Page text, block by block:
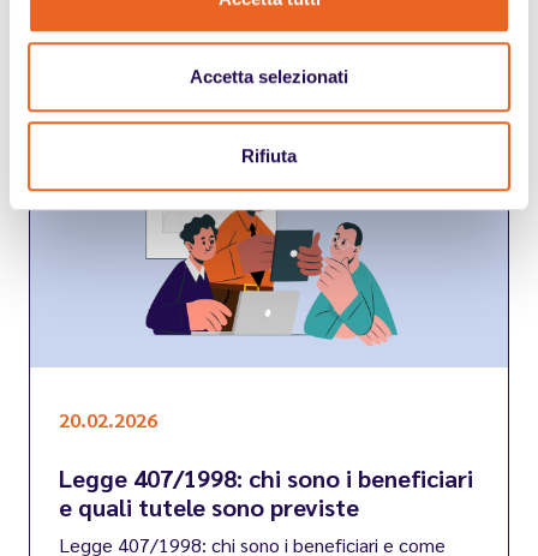
Accetta selezionati
Rifiuta
20.02.2026
Legge 407/1998: chi sono i beneficiari
e quali tutele sono previste
Legge 407/1998: chi sono i beneficiari e come